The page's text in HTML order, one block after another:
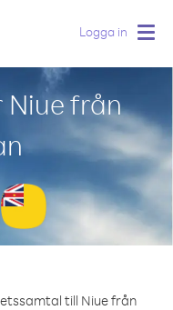
Logga in
Niue från
till Niue från